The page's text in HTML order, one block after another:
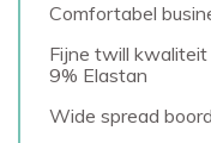
Comfortabel
Fijne twill
9% Elastan
Wide spread boord